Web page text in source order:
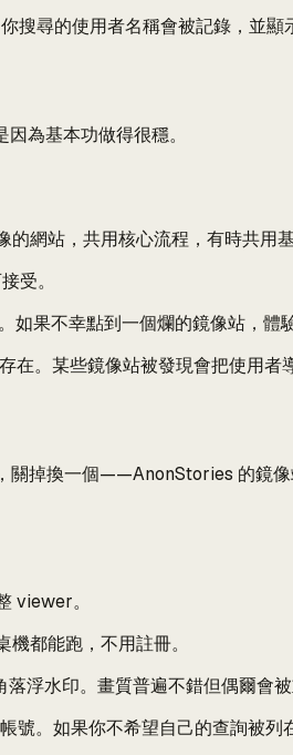
尋的使用者名稱會被記錄，並
為基本功做得很穩。
站，共用核心流程，有時共用
受。
果不幸點到一個爛的鏡像站，體
。某些鏡像站被發現會把使用
關掉換一個——AnonStories 的鏡
viewer。
都能跑，不用註冊。
浮水印。畫質普遍不錯但偶爾會被
。如果你不希望自己的查詢被列